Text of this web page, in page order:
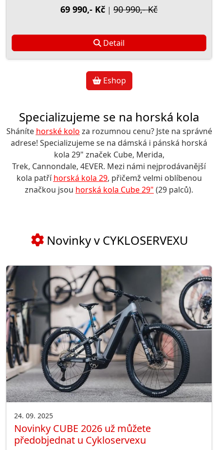
69 990,- Kč | 90 990,- Kč
Detail
Eshop
Specializujeme se na horská kola
Sháníte horské kolo za rozumnou cenu? Jste na správné
adrese! Specializujeme se na dámská i pánská horská
kola 29" značek Cube, Merida,
Trek, Cannondale, 4EVER. Mezi námi nejprodávanější
kola patříhorská kola 29, přičemž velmi oblíbenou
značkou jsou horská kola Cube 29" (29 palců).
Novinky v CYKLOSERVEXU
24. 09. 2025
Novinky CUBE 2026 už můžete
předobjednat u Cykloservexu